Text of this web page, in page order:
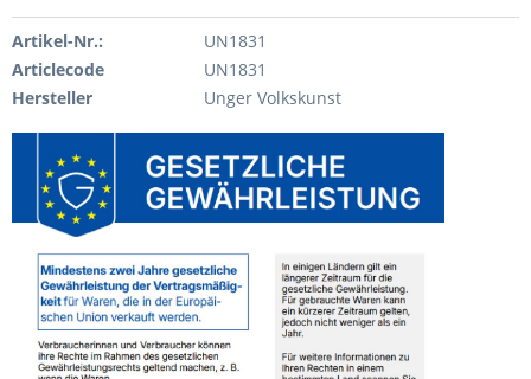
Artikel-Nr.:
UN1831
Articlecode
UN1831
Hersteller
Unger Volkskunst